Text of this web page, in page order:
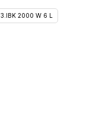
2000 W 6 L